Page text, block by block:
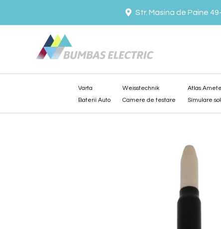
Str. Masina de Paine
Varta
Baterii Auto
Weisstechnik
Camere de testare
Atlas
Simulare